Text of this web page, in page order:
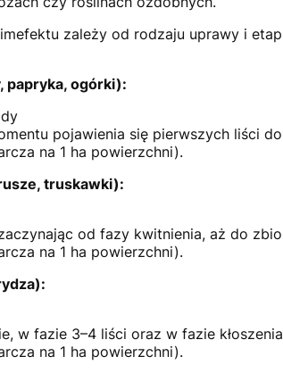
zależy od rodzaju uprawy i
papryka, ogórki):
pojawienia się pierwszych liści
na 1 ha powierzchni).
truskawki):
od fazy kwitnienia, aż do
na 1 ha powierzchni).
w fazie 3–4 liści oraz w fazie
na 1 ha powierzchni).